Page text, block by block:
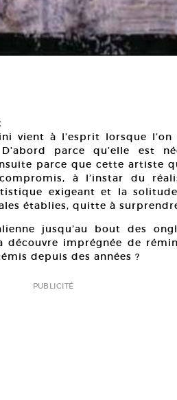
vient à l’esprit lorsque l’on
parce qu’elle est
parce que cette artiste
à l’instar du
exigeant et la
établies, quitte à
jusqu’au bout des
imprégnée de
depuis des années ?
PUBLICITÉ